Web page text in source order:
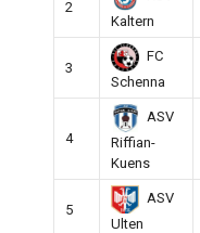
2
Kaltern
3
FC
Schenna
4
ASV
Riffian-
Kuens
5
ASV
Ulten